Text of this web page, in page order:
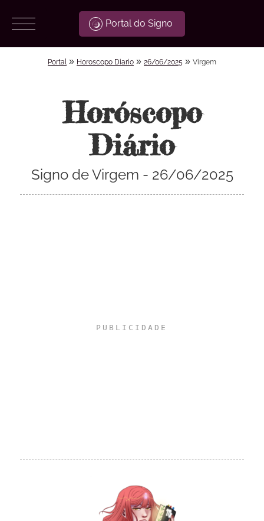
Portal do Signo
Portal » Horoscopo Diario » 26/06/2025 » Virgem
Horóscopo
Diário
Signo de Virgem - 26/06/2025